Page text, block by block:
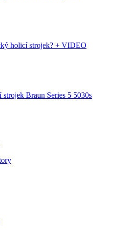
holicí strojek? + VIDEO
Braun Series 5 5030s